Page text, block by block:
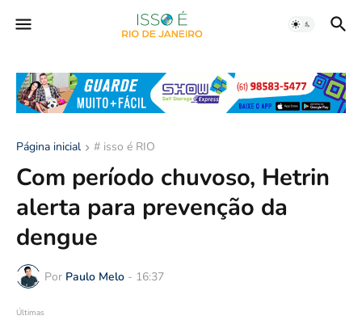
Página inicial # isso é RIO
Com período chuvoso, Hetrin
alerta para prevenção da
dengue
Por Paulo Melo - 16:37
Últimas